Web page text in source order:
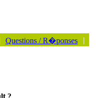
Questions / R�ponses |
?